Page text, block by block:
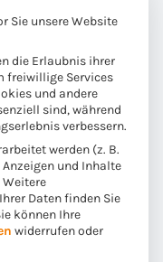
dass
via E-
macht, um
Interessen
Ihrer E-Mail-
Gründen
direkt unter
dass die
meine
Sie unsere Website
die Erlaubnis ihrer
freiwillige Services
und andere
sind, während
verbessern.
werden (z. B.
und Inhalte
Weitere
Daten finden Sie
können Ihre
widerrufen oder